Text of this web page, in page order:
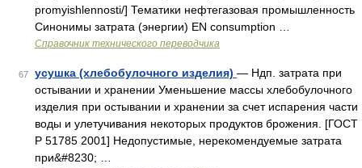
promyishlennosti/] Тематики нефтегазовая промышленность
Синонимы затрата (энергии) EN consumption …
Справочник технического переводчика
67 усушка (хлебобулочного изделия) — Ндп. затрата при
остывании и хранении Уменьшение массы хлебобулочного
изделия при остывании и хранении за счет испарения части
воды и улетучивания некоторых продуктов брожения. [ГОСТ
Р 51785 2001] Недопустимые, нерекомендуемые затрата
при&#8230; …